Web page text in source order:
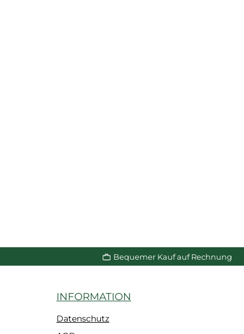
Bequemer Kauf auf Rechnung
INFORMATION
Datenschutz